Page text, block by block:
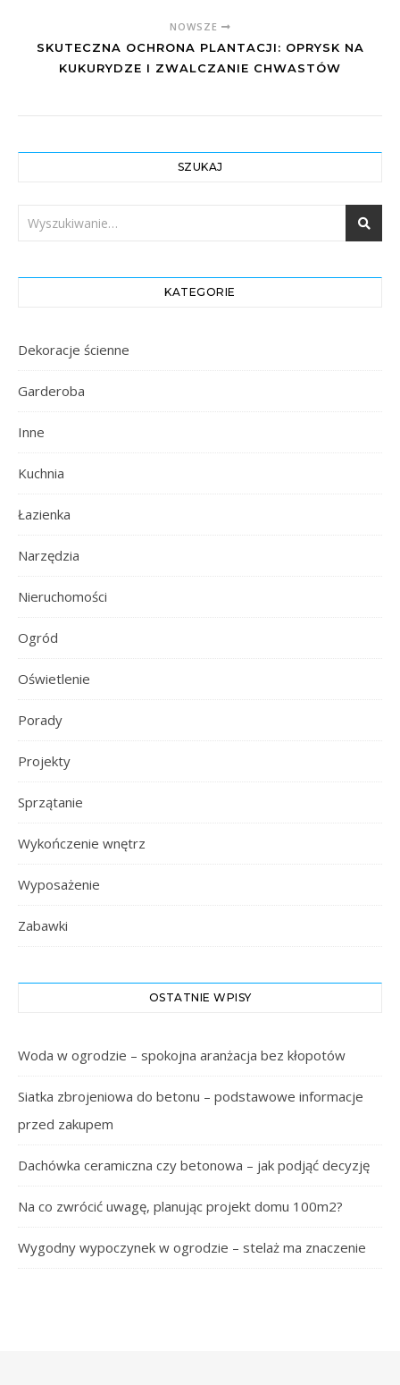
NOWSZE
SKUTECZNA OCHRONA PLANTACJI: OPRYSK NA
KUKURYDZE I ZWALCZANIE CHWASTÓW
SZUKAJ
KATEGORIE
Dekoracje ścienne
Garderoba
Inne
Kuchnia
Łazienka
Narzędzia
Nieruchomości
Ogród
Oświetlenie
Porady
Projekty
Sprzątanie
Wykończenie wnętrz
Wyposażenie
Zabawki
OSTATNIE WPISY
Woda w ogrodzie – spokojna aranżacja bez kłopotów
Siatka zbrojeniowa do betonu – podstawowe informacje
przed zakupem
Dachówka ceramiczna czy betonowa – jak podjąć decyzję
Na co zwrócić uwagę, planując projekt domu 100m2?
Wygodny wypoczynek w ogrodzie – stelaż ma znaczenie